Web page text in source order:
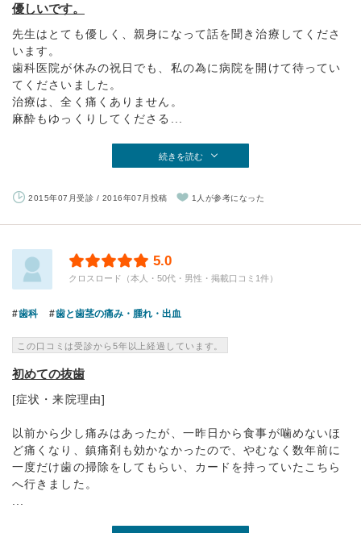
優しいです。
先生はとても優しく、親身になって話を聞き治療してくださ
います。
歯科医院が休みの祝日でも、私の為に病院を開けて待ってい
てくださいました。
治療は、全く痛くありません。
麻酔もゆっくりしてくださる...
続きを読む
2015年07月受診 / 2016年07月投稿 1人が参考になった
5.0
クロスロード（本人・50代・男性・掲載口コミ1件）
歯科 歯と歯茎の痛み・腫れ・出血
この口コミは受診から5年以上経過しています。
初めての抜歯
[症状・来院理由]
以前から少し痛みはあったが、一昨日から食事が噛めないほ
ど痛くなり、鎮痛剤も効かなかったので、やむなく数年前に
一度だけ歯の掃除をしてもらい、カードを持っていたこちら
へ行きました。